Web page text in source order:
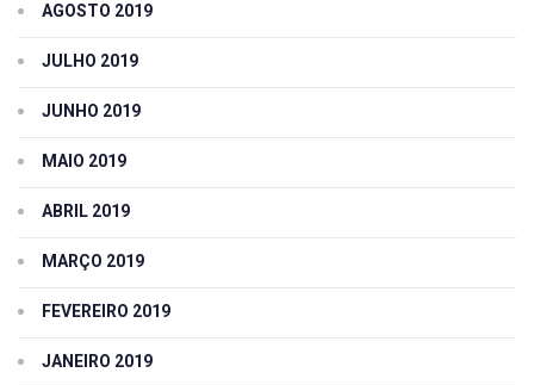
AGOSTO 2019
JULHO 2019
JUNHO 2019
MAIO 2019
ABRIL 2019
MARÇO 2019
FEVEREIRO 2019
JANEIRO 2019